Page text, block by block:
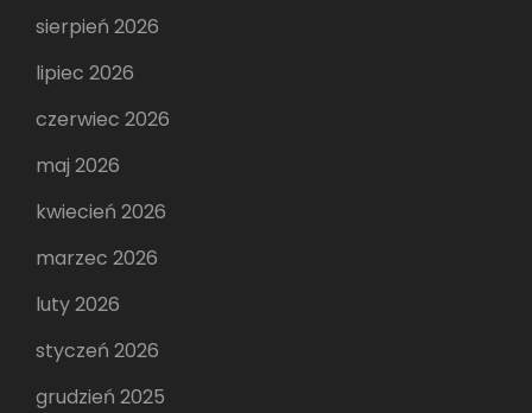
sierpień 2026
lipiec 2026
czerwiec 2026
maj 2026
kwiecień 2026
marzec 2026
luty 2026
styczeń 2026
grudzień 2025